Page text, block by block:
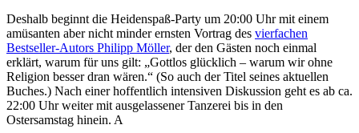
Deshalb beginnt die Heidenspaß-Party um 20:00 Uhr mit einem
amüsanten aber nicht minder ernsten Vortrag des vierfachen
Bestseller-Autors Philipp Möller, der den Gästen noch einmal
erklärt, warum für uns gilt: „Gottlos glücklich – warum wir ohne
Religion besser dran wären.“ (So auch der Titel seines aktuellen
Buches.) Nach einer hoffentlich intensiven Diskussion geht es ab ca.
22:00 Uhr weiter mit ausgelassener Tanzerei bis in den
Ostersamstag hinein. A